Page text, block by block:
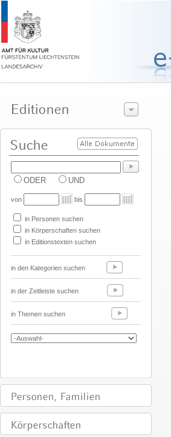
ODER UND
von bis
in Personen suchen
in Körperschaften suchen
in Editionstexten suchen
in den Kategorien suchen
in der Zeitleiste suchen
in Themen suchen